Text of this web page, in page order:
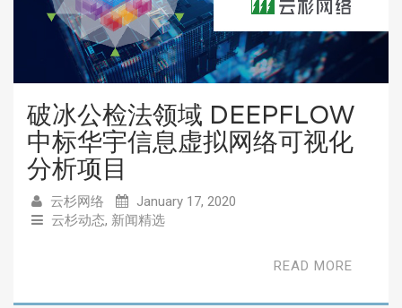
破冰公检法领域 DEEPFLOW
中标华宇信息虚拟网络可视化
分析项目
云杉网络
January 17, 2020
云杉动态, 新闻精选
READ MORE